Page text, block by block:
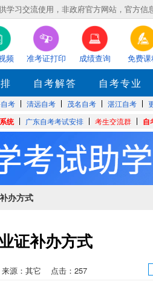
习交流使用，非政府官方网站，官方信
频 准考证打印 成绩查询 免费课
自考解答 自考专业
考 清远自考 茂名自考 湛江自考
统 广东自考考试安排 考生交流群 自
办方式
证补办方式
源：其它 点击： 257